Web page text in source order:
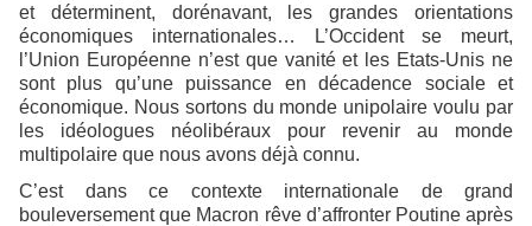
et déterminent, dorénavant, les grandes orientations
économiques internationales… L’Occident se meurt,
l’Union Européenne n’est que vanité et les Etats-Unis ne
sont plus qu’une puissance en décadence sociale et
économique. Nous sortons du monde unipolaire voulu par
les idéologues néolibéraux pour revenir au monde
multipolaire que nous avons déjà connu.
C’est dans ce contexte internationale de grand
bouleversement que Macron rêve d’affronter Poutine après